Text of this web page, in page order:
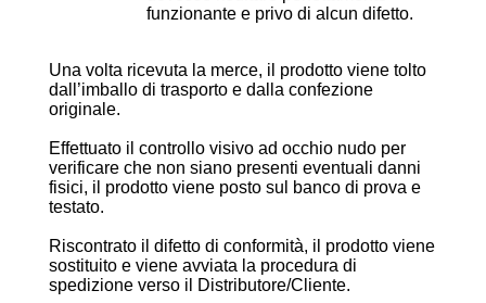
funzionante e privo di alcun difetto.
Una volta ricevuta la merce, il prodotto viene tolto
dall’imballo di trasporto e dalla confezione
originale.
Effettuato il controllo visivo ad occhio nudo per
verificare che non siano presenti eventuali danni
fisici, il prodotto viene posto sul banco di prova e
testato.
Riscontrato il difetto di conformità, il prodotto viene
sostituito e viene avviata la procedura di
spedizione verso il Distributore/Cliente.